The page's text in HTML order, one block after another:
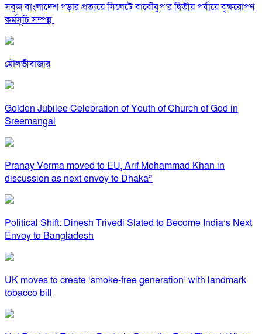
সবুজ বাংলাদেশ গড়ার প্রত্যয়ে সিলেটে বাবৌযুপ’র দ্বিতীয় পর্যায়ে বৃক্ষরোপণ
কর্মসূচি সম্পন্ন
মৌলভীবাজার
Golden Jubilee Celebration of Youth of Church of God in
Sreemangal
Pranay Verma moved to EU, Arif Mohammad Khan in
discussion as next envoy to Dhaka”
Political Shift: Dinesh Trivedi Slated to Become India’s Next
Envoy to Bangladesh
UK moves to create ‘smoke-free generation’ with landmark
tobacco bill